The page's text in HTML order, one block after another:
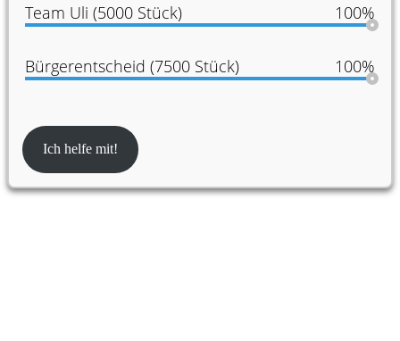
Team Uli (5000 Stück) 100%
Bürgerentscheid (7500 Stück) 100%
Ich helfe mit!